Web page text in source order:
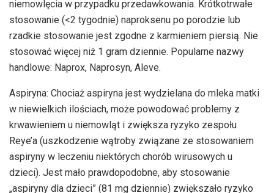
niemowlęcia w przypadku przedawkowania. Krótkotrwałe
stosowanie (<2 tygodnie) naproksenu po porodzie lub
rzadkie stosowanie jest zgodne z karmieniem piersią. Nie
stosować więcej niż 1 gram dziennie. Popularne nazwy
handlowe: Naprox, Naprosyn, Aleve.
Aspiryna: Chociaż aspiryna jest wydzielana do mleka matki
w niewielkich ilościach, może powodować problemy z
krwawieniem u niemowląt i zwiększa ryzyko zespołu
Reye’a (uszkodzenie wątroby związane ze stosowaniem
aspiryny w leczeniu niektórych chorób wirusowych u
dzieci). Jest mało prawdopodobne, aby stosowanie
„aspiryny dla dzieci” (81 mg dziennie) zwiększało ryzyko